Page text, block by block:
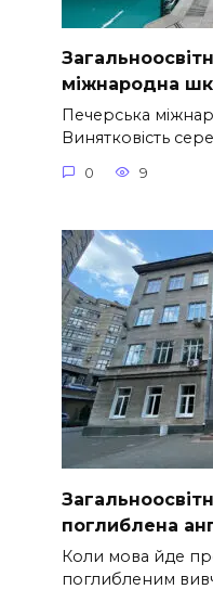
міжнародна
Печерська
Винятковість
0 9
поглиблена
Коли мова йде
поглибленим